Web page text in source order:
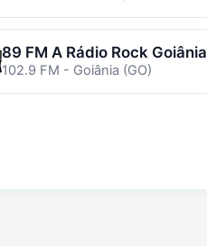
89 FM A Rádio Rock Goiânia
102.9 FM - Goiânia (GO)